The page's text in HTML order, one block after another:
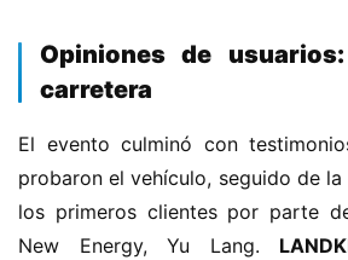
​Opiniones de
carretera​
El evento culminó con
probaron el vehículo, seguido de
los primeros clientes por parte
New Energy, Yu Lang. ​